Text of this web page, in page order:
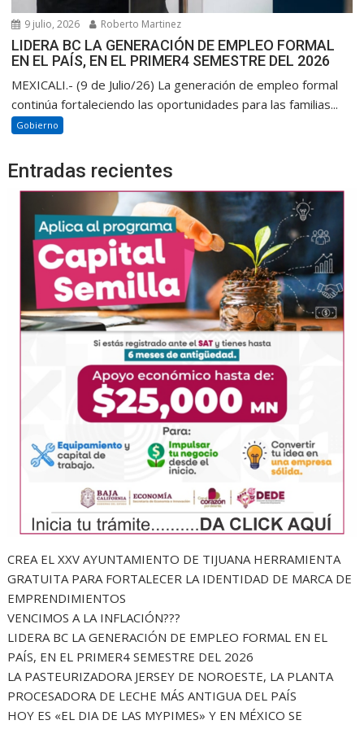
9 julio, 2026 Roberto Martinez
LIDERA BC LA GENERACIÓN DE EMPLEO FORMAL
EN EL PAÍS, EN EL PRIMER4 SEMESTRE DEL 2026
MEXICALI.- (9 de Julio/26) La generación de empleo formal
continúa fortaleciendo las oportunidades para las familias...
Gobierno
Entradas recientes
CREA EL XXV AYUNTAMIENTO DE TIJUANA HERRAMIENTA
GRATUITA PARA FORTALECER LA IDENTIDAD DE MARCA DE
EMPRENDIMIENTOS
VENCIMOS A LA INFLACIÓN???
LIDERA BC LA GENERACIÓN DE EMPLEO FORMAL EN EL
PAÍS, EN EL PRIMER4 SEMESTRE DEL 2026
LA PASTEURIZADORA JERSEY DE NOROESTE, LA PLANTA
PROCESADORA DE LECHE MÁS ANTIGUA DEL PAÍS
HOY ES «EL DIA DE LAS MYPIMES» Y EN MÉXICO SE